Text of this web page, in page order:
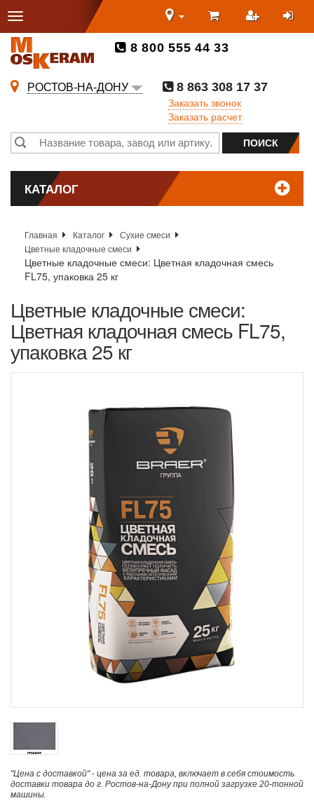
8 800 555 44 33
РОСТОВ-НА-ДОНУ
8 863 308 17 37
Заказать звонок
Заказать расчет
КАТАЛОГ
Главная Каталог
Сухие смеси
Цветные кладочные смеси
Цветные кладочные смеси: Цветная кладочная смесь
FL75, упаковка 25 кг
Цветные кладочные смеси:
Цветная кладочная смесь FL75,
упаковка 25 кг
"Цена с доставкой" - цена за ед. товара, включает в себя стоимость
доставки товара до г. Ростов-на-Дону при полной загрузке 20-тонной
машины.